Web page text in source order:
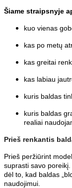
Šiame straipsnyje
kuo vienas
kas po metų
kas greitai
kas labiau
kuris baldas
kuris baldas
realiai
Prieš renkantis
Prieš peržiūrint
suprasti savo
dėl to, kad baldas
naudojimui.